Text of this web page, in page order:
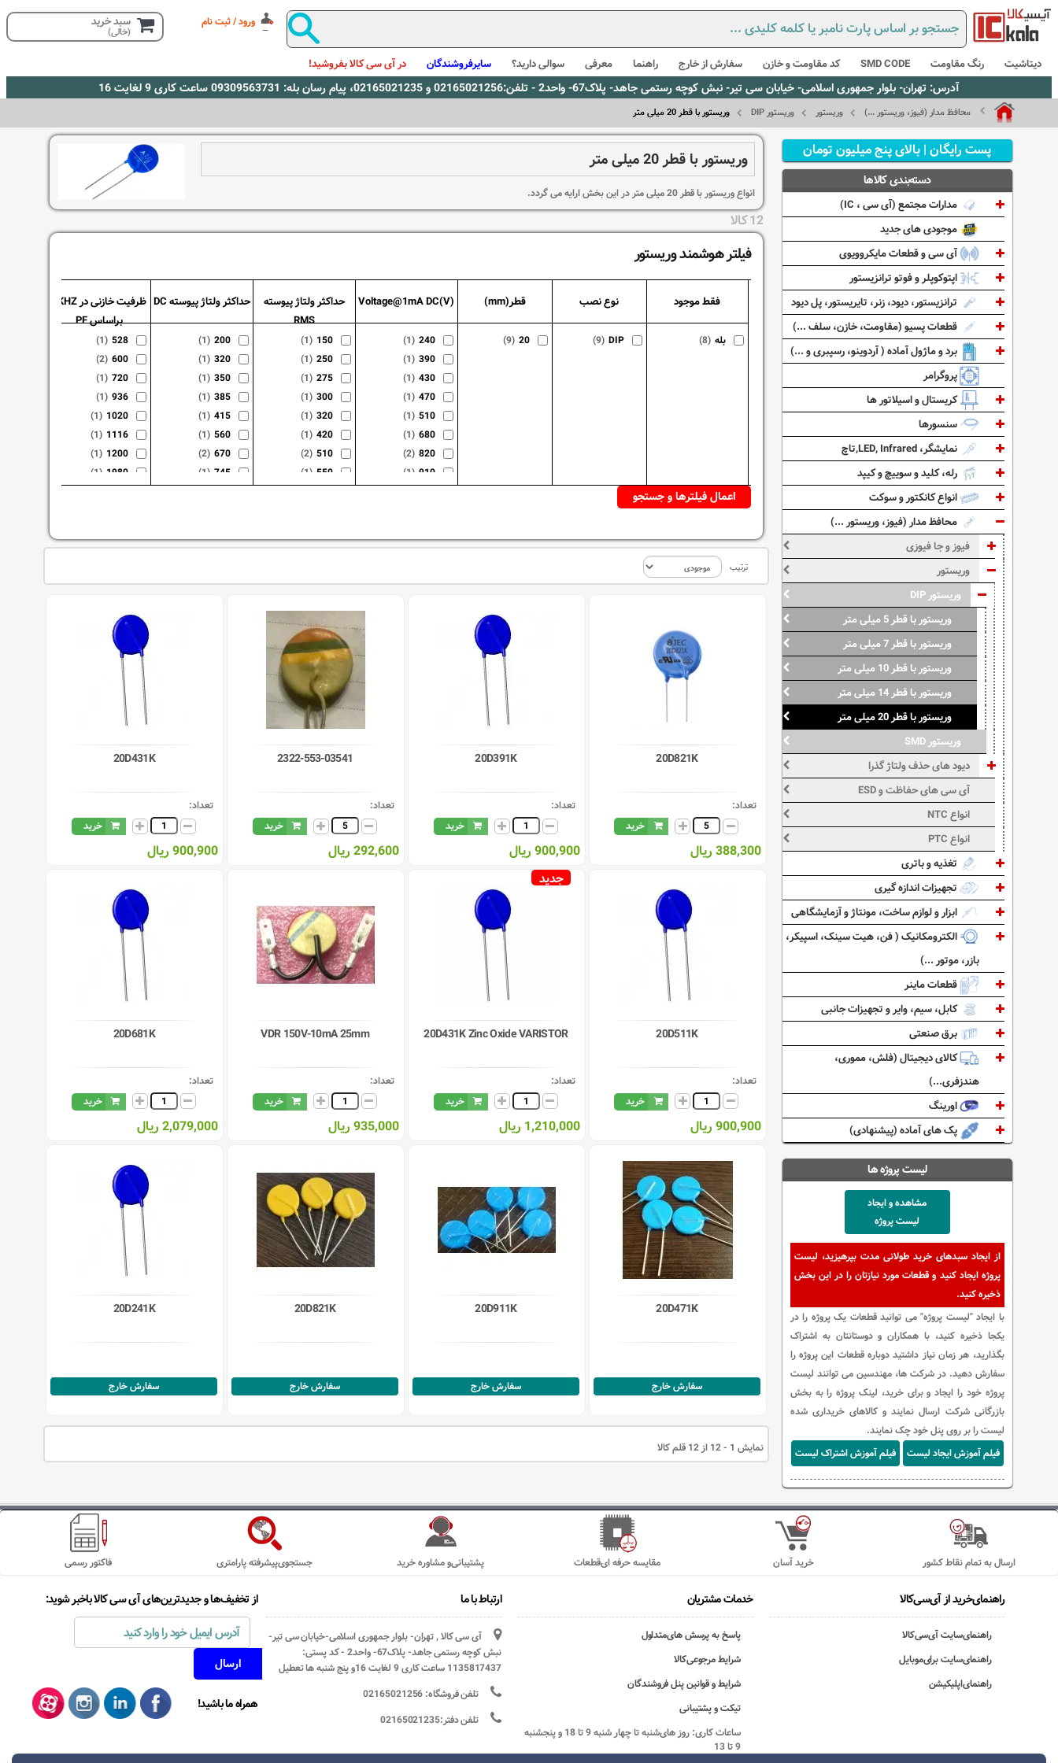
ورود / ثبت نام سبد خرید
(خالی)
دیتاشیت رنگ مقاومت SMD CODE کد مقاومت و خازن سفارش از خارج راهنما معرفی سوالی دارید؟ سایرفروشندگان در آی سی کالا بفروشید!
آدرس: تهران- بلوار جمهوری اسلامی- خیابان سی تیر- نبش کوچه رستمی جاهد- پلاک67- واحد2 - تلفن:02165021256 و 02165021235، پیام رسان بله: 09309563731 ساعت کاری 9 لغایت 16
محافظ مدار (فیوز، وریستور ...) وریستور وریستور DIP وریستور با قطر 20 میلی متر
وریستور با قطر 20 میلی متر
انواع وریستور با قطر 20 میلی متر در این بخش ارایه می گردد.
12 کالا
فیلتر هوشمند وریستور
فقط موجود
بله (8)
نوع نصب
DIP
(9)
قطر(mm)
20
(9)
Voltage@1mA DC(V)
240
(1)
390
(1)
430
(1)
470
(1)
510
(1)
680
(1)
820
(2)
910
(1)
حداکثر ولتاژ پیوسته
RMS
150
(1)
250
(1)
275
(1)
300
(1)
320
(1)
420
(1)
510
(2)
550
(1)
حداکثر ولتاژ پیوسته DC
200
(1)
320
(1)
350
(1)
385
(1)
415
(1)
560
(1)
670
(2)
745
(1)
ظرفیت خازنی در 1KHZ
براساس PF
528
(1)
600
(2)
720
(1)
936
(1)
1020
(1)
1116
(1)
1200
(1)
1980
(1)
ترتیب
20D821K
تعداد:
خرید
388,300 ریال
20D391K
تعداد:
خرید
900,900 ریال
2322-553-03541
تعداد:
خرید
292,600 ریال
20D431K
تعداد:
خرید
900,900 ریال
20D511K
تعداد:
خرید
900,900 ریال
جدید
20D431K Zinc Oxide VARISTOR
تعداد:
خرید
1,210,000 ریال
VDR 150V-10mA 25mm
تعداد:
خرید
935,000 ریال
20D681K
تعداد:
خرید
2,079,000 ریال
20D471K
سفارش خارج
20D911K
سفارش خارج
20D821K
سفارش خارج
20D241K
سفارش خارج
نمایش 1 - 12 از 12 قلم کالا
پست رایگان | بالای پنج میلیون تومان
دسته‌بندی کالاها
مدارات مجتمع (آی سی ، IC)
موجودی های جدید
آی سی و قطعات مایکروویوی
اپتوکوپلر و فوتو ترانزیستور
ترانزیستور، دیود، زنر، تایریستور، پل دیود
قطعات پسیو (مقاومت، خازن، سلف ...)
برد و ماژول آماده ( آردوینو، رسپبری و ...)
پروگرامر
کریستال و اسیلاتور ها
سنسورها
نمایشگر، LED, Infrared,تاچ
رله، کلید و سوییچ و کیپد
انواع کانکتور و سوکت
محافظ مدار (فیوز، وریستور ...)
فیوز و جا فیوزی
وریستور
وریستور DIP
وریستور با قطر 5 میلی متر
وریستور با قطر 7 میلی متر
وریستور با قطر 10 میلی متر
وریستور با قطر 14 میلی متر
وریستور با قطر 20 میلی متر
وریستور SMD
دیود های حذف ولتاژ گذرا
آی سی های حفاظت و ESD
انواع NTC
انواع PTC
تغذیه و باتری
تجهیزات اندازه گیری
ابزار و لوازم ساخت، مونتاژ و آزمایشگاهی
الکترومکانیک ( فن، هیت سینک، اسپیکر،
بازر، موتور ...)
قطعات ماینر
کابل، سیم، وایر و تجهیزات جانبی
برق صنعتی
کالای دیجیتال (فلش، مموری،
هندزفری...)
اورینگ
پک های آماده (پیشنهادی)
لیست پروژه ها
مشاهده و ایجاد
لیست پروژه
از ایجاد سبدهای خرید طولانی مدت بپرهیزید، لیست
پروژه ایجاد کنید و قطعات مورد نیازتان را در این بخش
ذخیره کنید.
با ایجاد "لیست پروژه" می توانید قطعات یک پروژه را در
یکجا ذخیره کنید، با همکاران و دوستانتان به اشتراک
بگذارید، هر زمان نیاز داشتید دوباره قطعات این پروژه را
سفارش دهید. در شرکت ها، مهندسین می توانند لیست
پروژه خود را ایجاد و برای خرید، لینک پروژه را به بخش
بازرگانی شرکت ارسال نمایند و کالاهای خریداری شده
لیست را بر روی پنل خود چک نمایند.
فیلم آموزش ایجاد لیست
فیلم آموزش اشتراک لیست
فاکتور رسمی جستجوی‌پیشرفته پارامتری پشتیبانی‌و مشاوره خرید مقایسه حرفه ای‌قطعات خرید آسان ارسال به تمام نقاط کشور
راهنمای‌خرید از آی‌سی‌کالا
راهنمای‌سایت آی‌سی‌کالا
راهنمای‌سایت برای‌موبایل
راهنمای‌اپلیکیشن
خدمات مشتریان
پاسخ به پرسش های‌متداول
شرایط مرجوعی‌کالا
شرایط و قوانین پنل فروشندگان
تیکت و پشتیبانی
ساعات کاری: روز های‌شنبه تا چهار شنبه 9 تا 18 و پنجشنبه
9 تا 13
ارتباط با ما
آی سی کالا , تهران- بلوار جمهوری اسلامی-خیابان سی تیر-
نبش کوچه رستمی جاهد- پلاک67- واحد2 - کد پستی:
1135817437 ساعت کاری 9 لغایت 16و پنج شنبه ها تعطیل
تلفن فروشگاه: 02165021256
تلفن دفتر:02165021235
از تخفیف‌ها و جدیدترین‌های آی سی کالا باخبر شوید:
همراه ما باشید!